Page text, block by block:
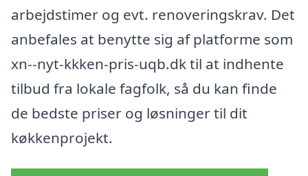
arbejdstimer og evt. renoveringskrav. Det
anbefales at benytte sig af platforme som
xn--nyt-kkken-pris-uqb.dk til at indhente
tilbud fra lokale fagfolk, så du kan finde
de bedste priser og løsninger til dit
køkkenprojekt.